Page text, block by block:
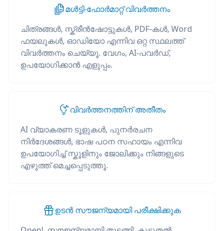
മൾട്ടി-ഫോർമാറ്റ് വിവർത്തനം
ചിത്രങ്ങൾ, സ്ക്രീൻഷോട്ടുകൾ, PDF-കൾ, Word
ഫയലുകൾ, ഓഡിയോ എന്നിവ ഒറ്റ സ്ഥലത്ത്
വിവർത്തനം ചെയ്യൂ. വേഗം, AI-പവർഡ്,
ഉപയോഗിക്കാൻ എളുപ്പം.
വിവർത്തനത്തിന് അതീതം
AI വ്യാകരണ ടൂളുകൾ, പുനർരചന
നിർദേശങ്ങൾ, ഭാഷ പഠന സഹായം എന്നിവ
ഉപയോഗിച്ച് സ്കൂളിനും ജോലിക്കും നിങ്ങളുടെ
എഴുത്ത് മെച്ചപ്പെടുത്തൂ.
ഉടൻ സൗജന്യമായി പരീക്ഷിക്കുക